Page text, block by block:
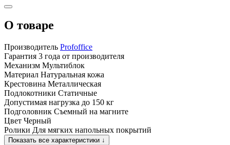
О товаре
Производитель Profoffice
Гарантия 3 года от производителя
Механизм Мультиблок
Материал Натуральная кожа
Крестовина Металлическая
Подлокотники Статичные
Допустимая нагрузка до 150 кг
Подголовник Съемный на магните
Цвет Черный
Ролики Для мягких напольных покрытий
Показать все характеристики ↓